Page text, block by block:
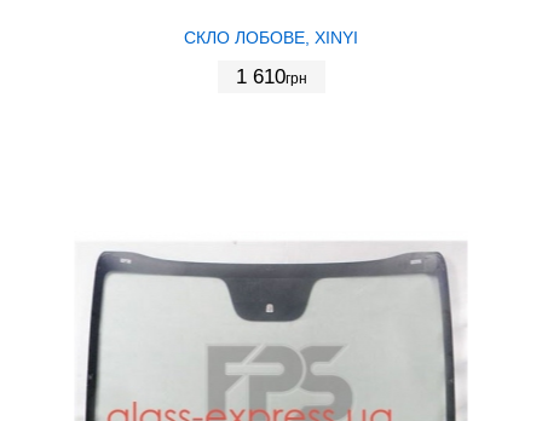
СКЛО ЛОБОВЕ, XINYI
1 610грн